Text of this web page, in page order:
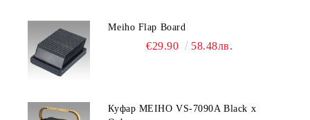
Meiho Flap Board
€29.90 58.48лв.
Куфар MEIHO VS-7090A Black x